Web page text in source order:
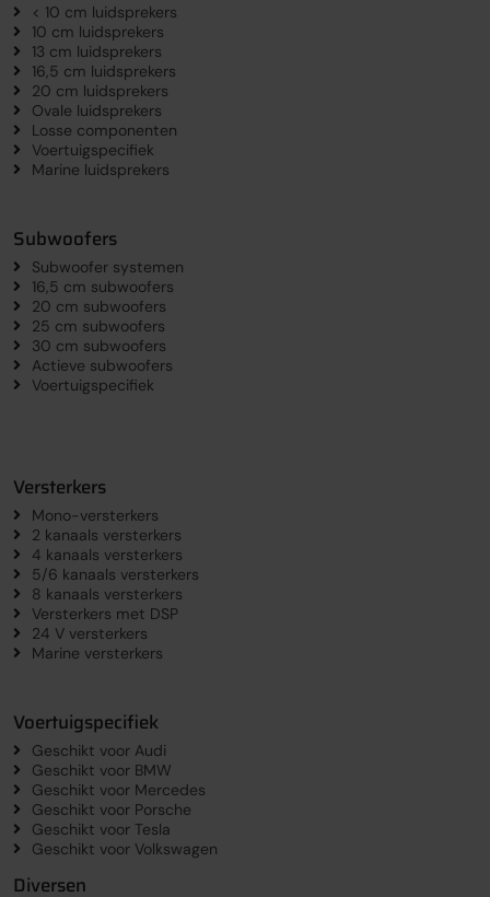
< 10 cm luidsprekers
10 cm luidsprekers
13 cm luidsprekers
16,5 cm luidsprekers
20 cm luidsprekers
Ovale luidsprekers
Losse componenten
Voertuigspecifiek
Marine luidsprekers
Subwoofers
Subwoofer systemen
16,5 cm subwoofers
20 cm subwoofers
25 cm subwoofers
30 cm subwoofers
Actieve subwoofers
Voertuigspecifiek
Versterkers
Mono-versterkers
2 kanaals versterkers
4 kanaals versterkers
5/6 kanaals versterkers
8 kanaals versterkers
Versterkers met DSP
24 V versterkers
Marine versterkers
Voertuigspecifiek
Geschikt voor Audi
Geschikt voor BMW
Geschikt voor Mercedes
Geschikt voor Porsche
Geschikt voor Tesla
Geschikt voor Volkswagen
Diversen